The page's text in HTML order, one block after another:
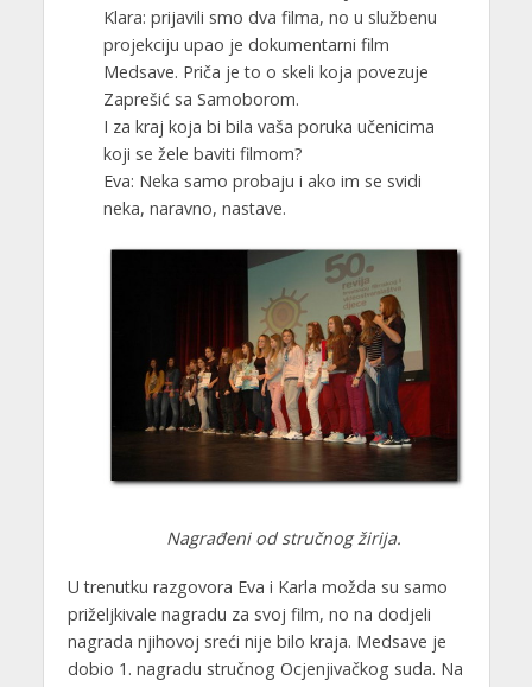
Klara: prijavili smo dva filma, no u službenu
projekciju upao je dokumentarni film
Medsave. Priča je to o skeli koja povezuje
Zaprešić sa Samoborom.
I za kraj koja bi bila vaša poruka učenicima
koji se žele baviti filmom?
Eva: Neka samo probaju i ako im se svidi
neka, naravno, nastave.
Nagrađeni od stručnog žirija.
U trenutku razgovora Eva i Karla možda su samo
priželjkivale nagradu za svoj film, no na dodjeli
nagrada njihovoj sreći nije bilo kraja. Medsave je
dobio 1. nagradu stručnog Ocjenjivačkog suda. Na